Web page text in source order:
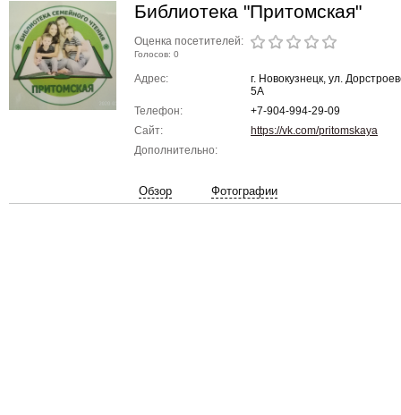
Библиотека "Притомская"
Оценка посетителей:
Голосов: 0
Адрес:
г. Новокузнецк, ул.
5А
Телефон:
+7-904-994-29-09
Сайт:
https://vk.com/pritomskaya
Дополнительно:
Обзор Фотографии